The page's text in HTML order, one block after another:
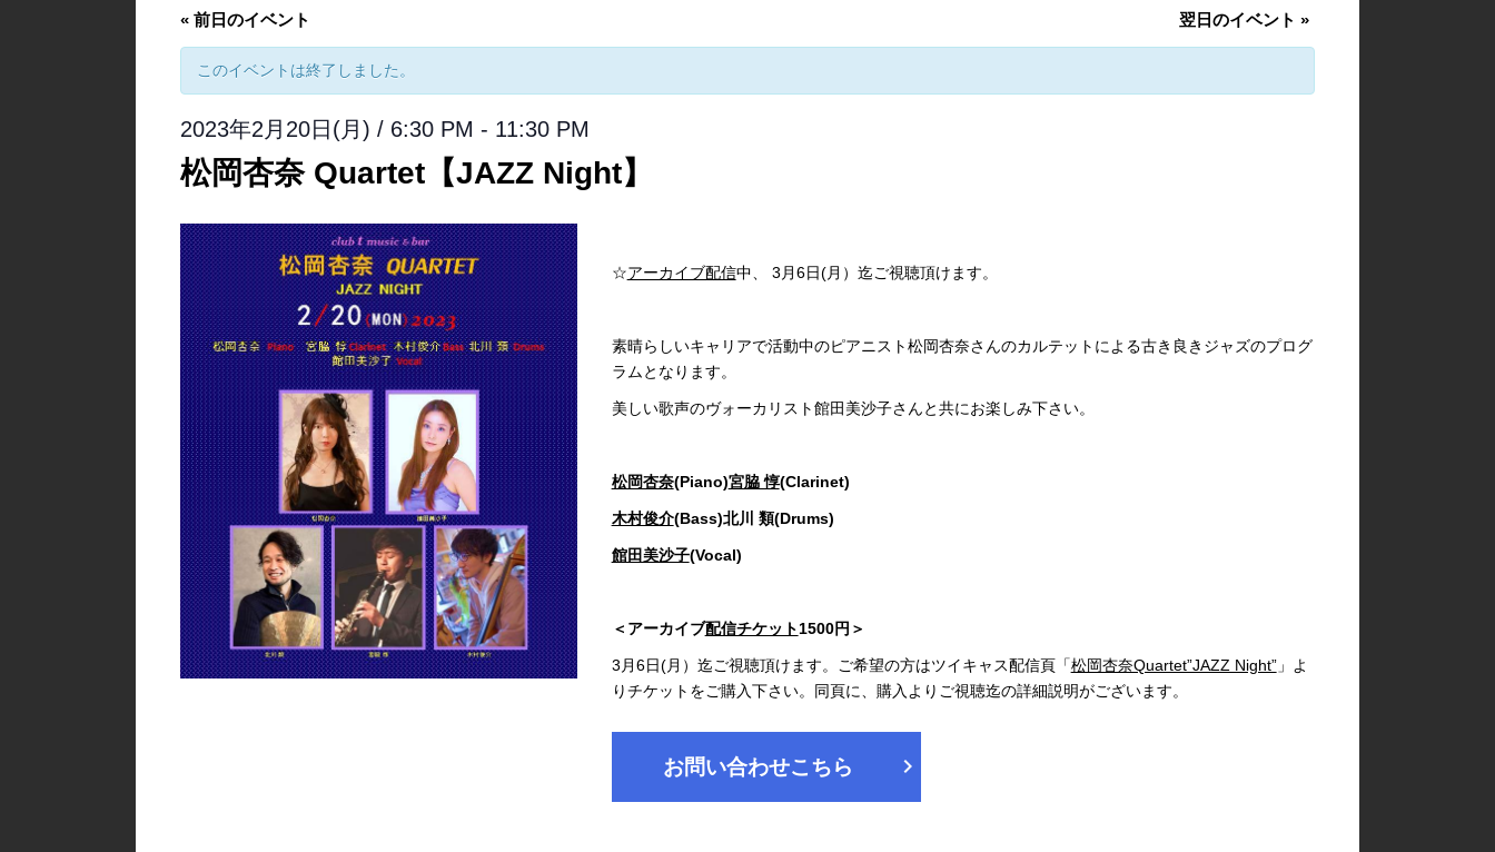
« 前日のイベント 翌日のイベント »
このイベントは終了しました。
2023年2月20日(月) / 6:30 PM - 11:30 PM
松岡杏奈 Quartet【JAZZ Night】
☆アーカイブ配信中、 3月6日(月）迄ご視聴頂けます。
素晴らしいキャリアで活動中のピアニスト松岡杏奈さんのカルテットによる古き良きジャズのプログ
ラムとなります。
美しい歌声のヴォーカリスト館田美沙子さんと共にお楽しみ下さい。
松岡杏奈(Piano)宮脇 惇(Clarinet)
木村俊介(Bass)北川 類(Drums)
館田美沙子(Vocal)
＜アーカイブ配信チケット1500円＞
3月6日(月）迄ご視聴頂けます。ご希望の方はツイキャス配信頁「松岡杏奈Quartet”JAZZ Night”」よ
りチケットをご購入下さい。同頁に、購入よりご視聴迄の詳細説明がございます。
お問い合わせこちら chevron_right